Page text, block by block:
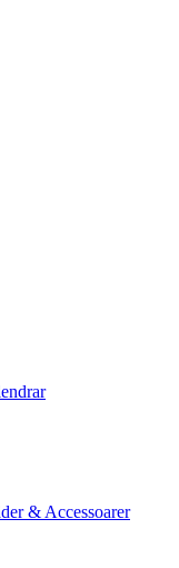
& Accessoarer